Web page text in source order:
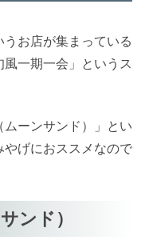
お店が集まっている
一期一会」というス
ーンサンド）」とい
やげにおススメなので
ンド）